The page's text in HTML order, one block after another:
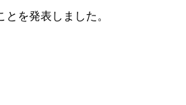
を発表しました。